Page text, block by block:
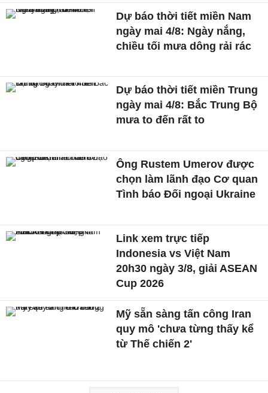
Dự báo thời tiết miền Nam
ngày mai 4/8: Ngày nắng,
chiều tối mưa dông rải rác
Dự báo thời tiết miền Trung
ngày mai 4/8: Bắc Trung Bộ
mưa to đến rất to
Ông Rustem Umerov được
chọn làm lãnh đạo Cơ quan
Tình báo Đối ngoại Ukraine
Link xem trực tiếp
Indonesia vs Việt Nam
20h30 ngày 3/8, giải ASEAN
Cup 2026
Mỹ sẵn sàng tấn công Iran
quy mô 'chưa từng thấy kể
từ Thế chiến 2'